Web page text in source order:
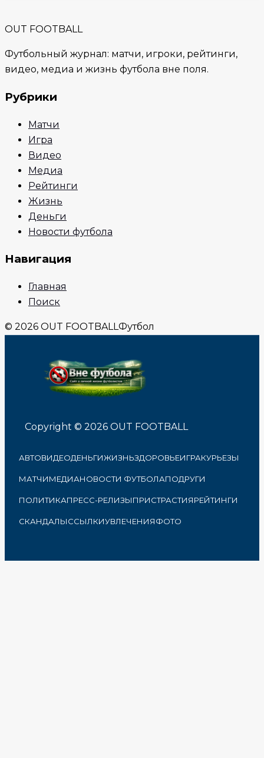
OUT FOOTBALL
Футбольный журнал: матчи, игроки, рейтинги,
видео, медиа и жизнь футбола вне поля.
Рубрики
Матчи
Игра
Видео
Медиа
Рейтинги
Жизнь
Деньги
Новости футбола
Навигация
Главная
Поиск
© 2026 OUT FOOTBALLФутбол
Copyright © 2026 OUT FOOTBALL
АВТОВИДЕОДЕНЬГИЖИЗНЬЗДОРОВЬЕИГРАКУРЬЕЗЫ
МАТЧИМЕДИАНОВОСТИ ФУТБОЛАПОДРУГИ
ПОЛИТИКАПРЕСС-РЕЛИЗЫПРИСТРАСТИЯРЕЙТИНГИ
СКАНДАЛЫССЫЛКИУВЛЕЧЕНИЯФОТО